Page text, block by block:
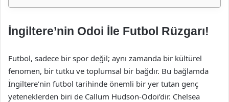
İngiltere’nin Odoi İle Futbol Rüzgarı!
Futbol, sadece bir spor değil; aynı zamanda bir kültürel
fenomen, bir tutku ve toplumsal bir bağdır. Bu bağlamda
İngiltere’nin futbol tarihinde önemli bir yer tutan genç
yeteneklerden biri de Callum Hudson-Odoi’dir. Chelsea